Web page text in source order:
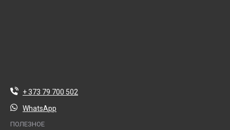
+ 373 79 700 502
WhatsApp
ПОЛЕЗНОЕ